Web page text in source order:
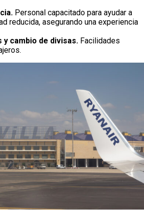
Personal capacitado para ayudar a
reducida, asegurando una experiencia
y cambio de divisas. Facilidades